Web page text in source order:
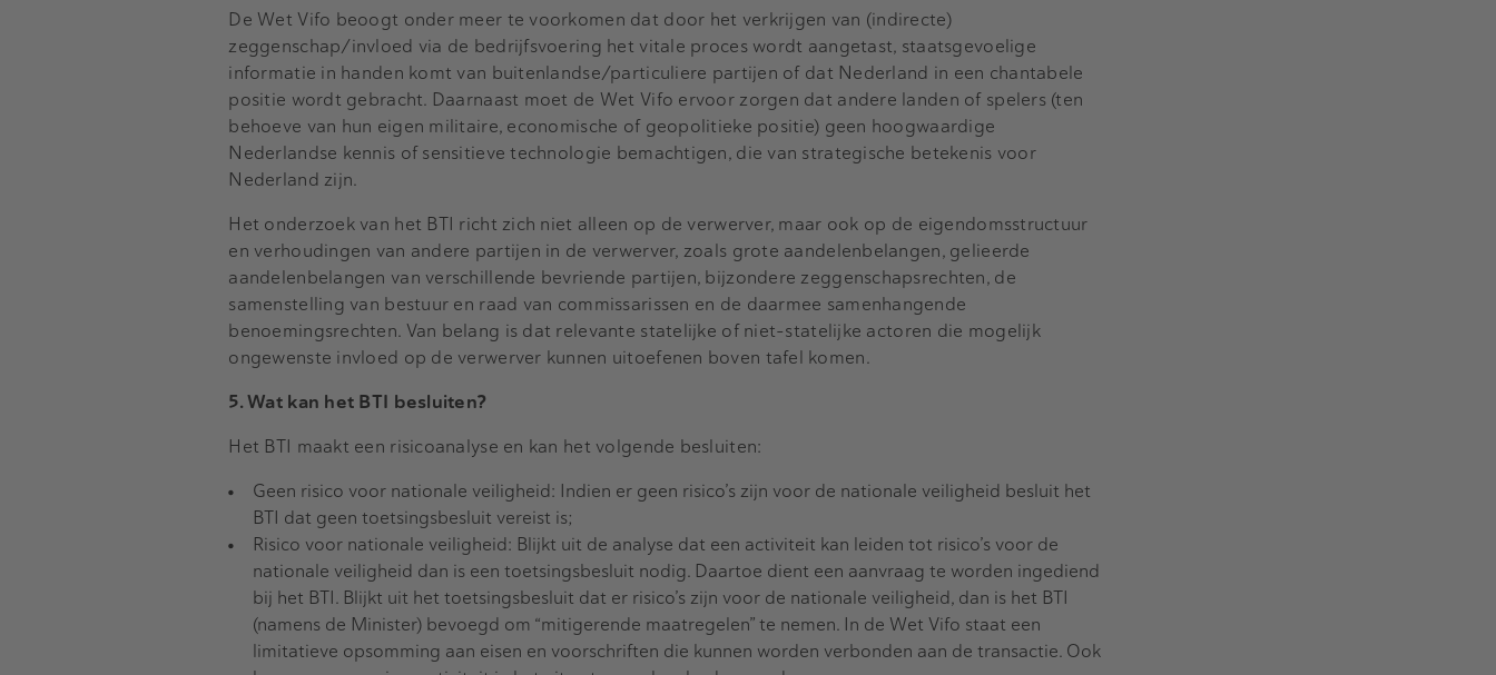
De Wet Vifo beoogt onder meer te voorkomen dat door het verkrijgen van (indirecte)
zeggenschap/invloed via de bedrijfsvoering het vitale proces wordt aangetast, staatsgevoelige
informatie in handen komt van buitenlandse/particuliere partijen of dat Nederland in een chantabele
positie wordt gebracht. Daarnaast moet de Wet Vifo ervoor zorgen dat andere landen of spelers (ten
behoeve van hun eigen militaire, economische of geopolitieke positie) geen hoogwaardige
Nederlandse kennis of sensitieve technologie bemachtigen, die van strategische betekenis voor
Nederland zijn.
Het onderzoek van het BTI richt zich niet alleen op de verwerver, maar ook op de eigendomsstructuur
en verhoudingen van andere partijen in de verwerver, zoals grote aandelenbelangen, gelieerde
aandelenbelangen van verschillende bevriende partijen, bijzondere zeggenschapsrechten, de
samenstelling van bestuur en raad van commissarissen en de daarmee samenhangende
benoemingsrechten. Van belang is dat relevante statelijke of niet-statelijke actoren die mogelijk
ongewenste invloed op de verwerver kunnen uitoefenen boven tafel komen.
5. Wat kan het BTI besluiten?
Het BTI maakt een risicoanalyse en kan het volgende besluiten:
Geen risico voor nationale veiligheid: Indien er geen risico’s zijn voor de nationale veiligheid besluit het
BTI dat geen toetsingsbesluit vereist is;
Risico voor nationale veiligheid: Blijkt uit de analyse dat een activiteit kan leiden tot risico’s voor de
nationale veiligheid dan is een toetsingsbesluit nodig. Daartoe dient een aanvraag te worden ingediend
bij het BTI. Blijkt uit het toetsingsbesluit dat er risico’s zijn voor de nationale veiligheid, dan is het BTI
(namens de Minister) bevoegd om “mitigerende maatregelen” te nemen. In de Wet Vifo staat een
limitatieve opsomming aan eisen en voorschriften die kunnen worden verbonden aan de transactie. Ook